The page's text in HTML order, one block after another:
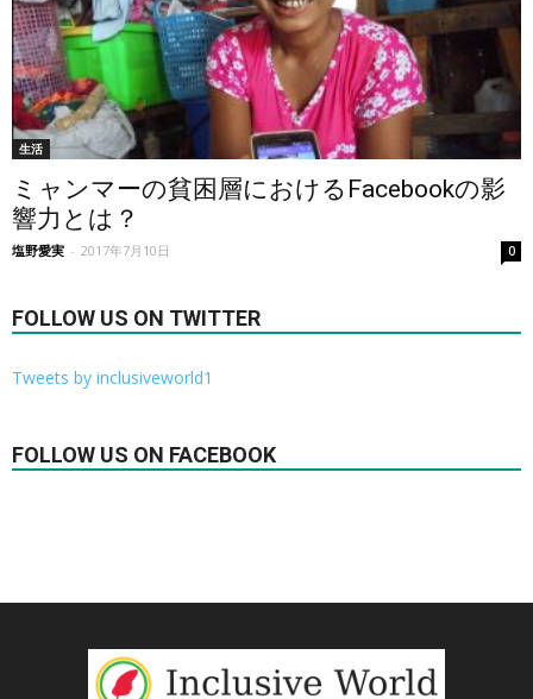
生活
ミャンマーの貧困層におけるFacebookの影
響力とは？
塩野愛実 - 2017年7月10日 0
FOLLOW US ON TWITTER
Tweets by inclusiveworld1
FOLLOW US ON FACEBOOK